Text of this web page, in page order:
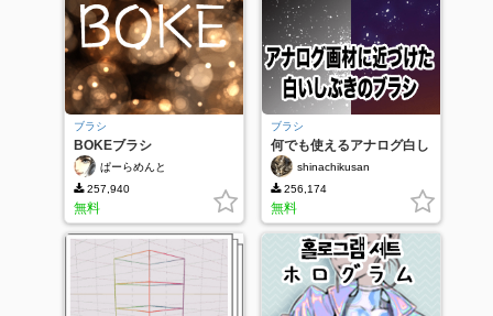
ブラシ
BOKEブラシ
ぱーらめんと
257,940
無料
ブラシ
何でも使えるアナログ白し
ぶき shinachikusan
256,174
無料